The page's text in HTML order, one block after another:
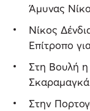
Άμυνας
Νίκος
Επίτροπο
Στη Βουλή η
Σκαραμαγκά
Στην